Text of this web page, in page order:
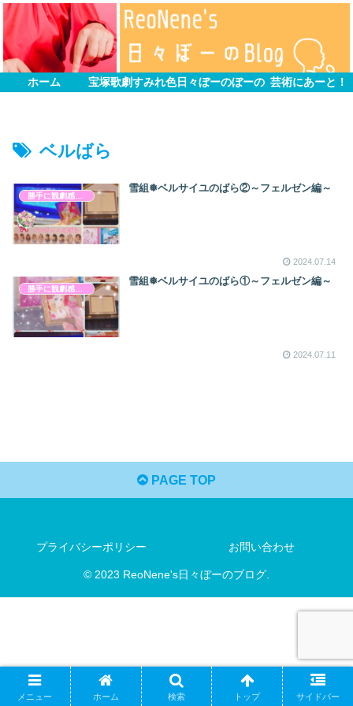
ホーム 宝塚歌劇すみれ色日々ぼーのぼーの 芸術にあーと！
ベルばら
雪組❅ベルサイユのばら②～フェルゼン編～
2024.07.14
雪組❅ベルサイユのばら①～フェルゼン編～
2024.07.11
PAGE TOP
プライバシーポリシー お問い合わせ
© 2023 ReoNene's日々ぼーのブログ.
メニュー ホーム 検索 トップ サイドバー